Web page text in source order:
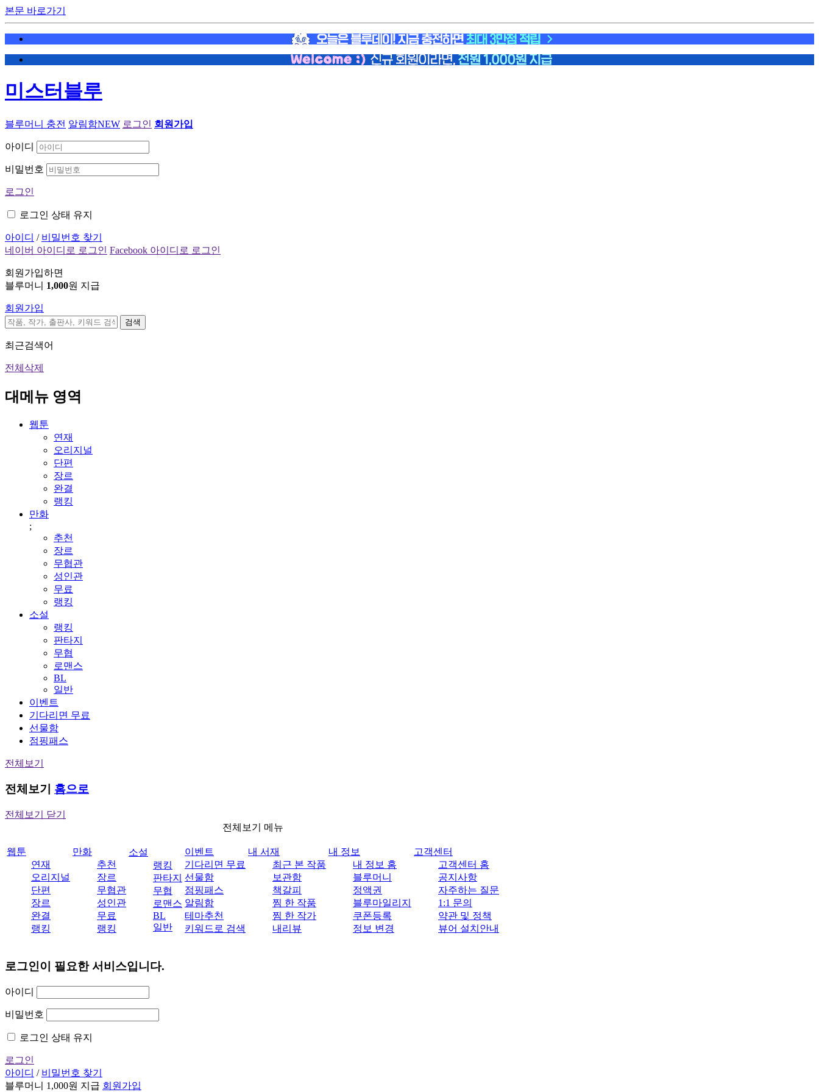
본문 바로가기
미스터블루
블루머니 충전 알림함NEW 로그인 회원가입
아이디
비밀번호
로그인
로그인 상태 유지
아이디 / 비밀번호 찾기
네이버 아이디로 로그인 Facebook 아이디로 로그인
회원가입하면
블루머니 1,000원 지급
회원가입
검색
최근검색어
전체삭제
대메뉴 영역
웹툰
연재
오리지널
단편
장르
완결
랭킹
만화
;
추천
장르
무협관
성인관
무료
랭킹
소설
랭킹
판타지
무협
로맨스
BL
일반
이벤트
기다리면 무료
선물함
점핑패스
전체보기
전체보기 홈으로
전체보기 닫기
전체보기 메뉴
웹툰
연재
오리지널
단편
장르
완결
랭킹
만화
추천
장르
무협관
성인관
무료
랭킹
소설
랭킹
판타지
무협
로맨스
BL
일반
이벤트
기다리면 무료
선물함
점핑패스
알림함
테마추천
키워드로 검색
내 서재
최근 본 작품
보관함
책갈피
찜 한 작품
찜 한 작가
내리뷰
내 정보
내 정보 홈
블루머니
정액권
블루마일리지
쿠폰등록
정보 변경
고객센터
고객센터 홈
공지사항
자주하는 질문
1:1 문의
약관 및 정책
뷰어 설치안내
로그인이 필요한 서비스입니다.
아이디
비밀번호
로그인 상태 유지
로그인
아이디 / 비밀번호 찾기
블루머니 1,000원 지급 회원가입